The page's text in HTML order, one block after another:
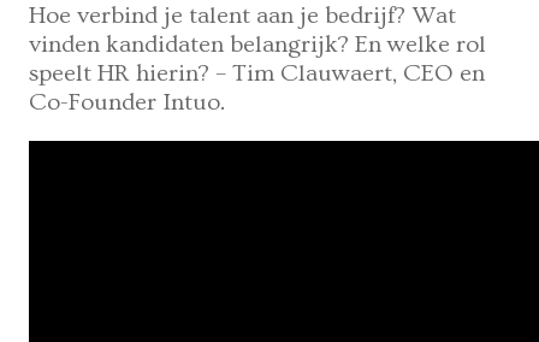
Hoe verbind je talent aan je bedrijf? Wat
vinden kandidaten belangrijk? En welke rol
speelt HR hierin? – Tim Clauwaert, CEO en
Co-Founder Intuo.